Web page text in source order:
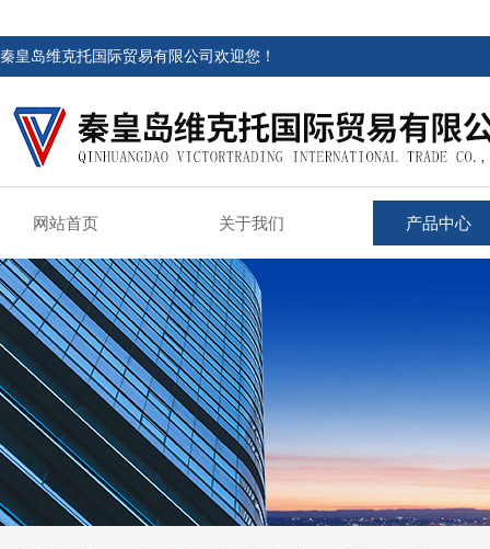
秦皇岛维克托国际贸易有限公司欢迎您！
网站首页 关于我们 产品中心